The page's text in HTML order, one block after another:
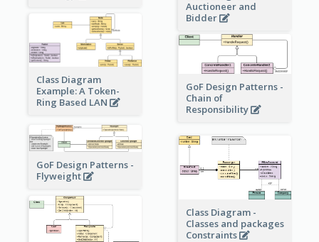
Auctioneer and
Bidder
Class Diagram
Example: A Token-
Ring Based LAN
GoF Design Patterns -
Chain of
Responsibility
GoF Design Patterns -
Flyweight
Class Diagram -
Classes and packages
Constraints